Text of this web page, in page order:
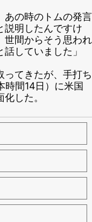
の時のトムの発言
説明したんですけ
世間からそう思われ
していました」
てきたが、手打ち
時間14日）に米国
した。